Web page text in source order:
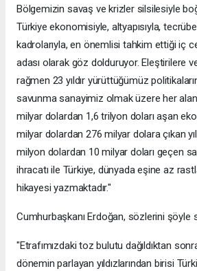
Bölgemizin savaş ve krizler silsilesiyle
Türkiye ekonomisiyle, altyapısıyla,
kadrolarıyla, en önemlisi tahkim ettiği iç
adası olarak göz dolduruyor. Eleştirilere
rağmen 23 yıldır yürüttüğümüz
savunma sanayimiz olmak üzere her
milyar dolardan 1,6 trilyon doları aşan
milyar dolardan 276 milyar dolara çıkan
milyon dolardan 10 milyar doları geçen
ihracatı ile Türkiye, dünyada eşine az
hikayesi yazmaktadır."
Cumhurbaşkanı Erdoğan, sözlerini şöyle
"Etrafımızdaki toz bulutu dağıldıktan
dönemin parlayan yıldızlarından birisi